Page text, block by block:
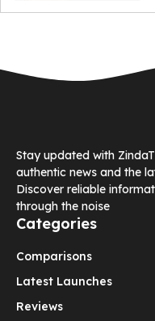
Stay updated with
authentic news and the
Discover reliable
through the noise
Categories
Comparisons
Latest Launches
Reviews